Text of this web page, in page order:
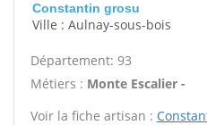
Constantin grosu
Ville : Aulnay-sous-bois
Département: 93
Métiers : Monte Escalier -
Voir la fiche artisan :